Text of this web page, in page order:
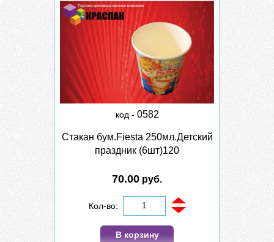
код - 0582
Стакан бум.Fiesta 250мл.Детский
праздник (6шт)120
70.00 руб.
Кол-во:
В корзину